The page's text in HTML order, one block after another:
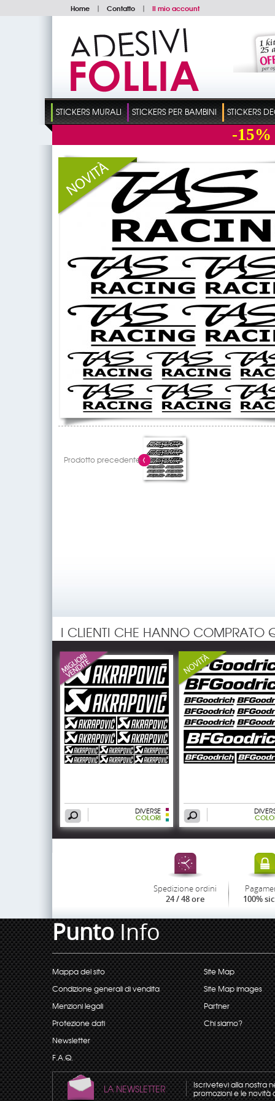
Home | Contatto | Il mio account
STICKERS MURALI STICKERS PER BAMBINI STICKERS
-15%
Prodotto precedente
I CLIENTI CHE HANNO COMPRATO
DIVERSE
COLORI
Spedizione ordini
24 / 48 ore 100%
PuntoInfo
Mappa del sito
Condizione generali di vendita
Menzioni legali
Protezione dati
Newsletter
F.A.Q.
Site Map
Site Map images
Partner
Chi siamo?
LA NEWSLETTER Iscrivetevi alla nostra
promozioni e le novità